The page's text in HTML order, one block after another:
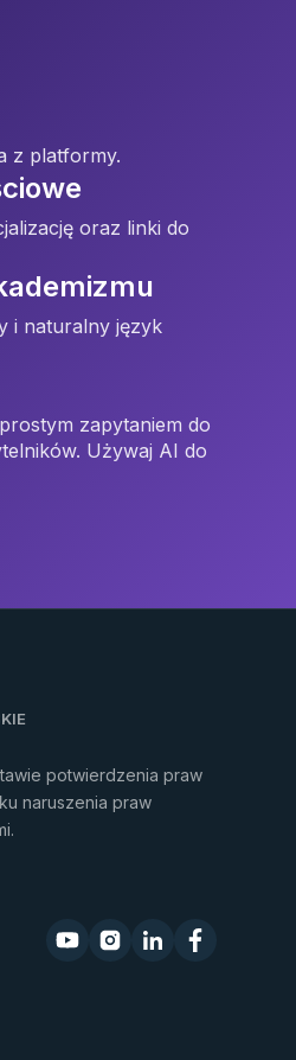
z platformy.
oraz linki do
i naturalny język
zapytaniem do
Używaj AI do
potwierdzenia praw
naruszenia praw